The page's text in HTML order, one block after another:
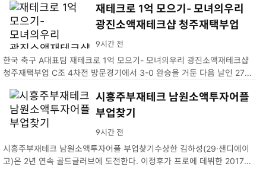
재테크로 1억 모으기- 모녀의우리
광진소액재테크샵 청주재택부업
한국 축구 A대표팀 재테크로 1억 모으기- 모녀의우리 광진소액재테크샵
청주재택부업 C조 4차전 방문경기에서 3-0 완승을 거둔 다음 날인 27일
9시간 전
시흥주부재테크 남원소액투자어플
부업찾기
시흥주부재테크 남원소액투자어플 부업찾기수상한 김하성(29·샌디에이
고)은 2년 연속 골드글러브에 도전한다. 이정후가 프로에 데뷔한 2017년
9시간 전